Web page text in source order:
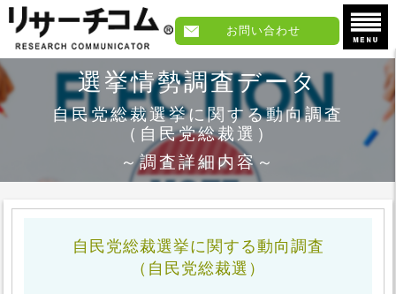
お問い合わせ
選挙情勢調査データ
自民党総裁選挙に関する動向調査
（自民党総裁選）
～調査詳細内容～
自民党総裁選挙に関する動向調査
（自民党総裁選）